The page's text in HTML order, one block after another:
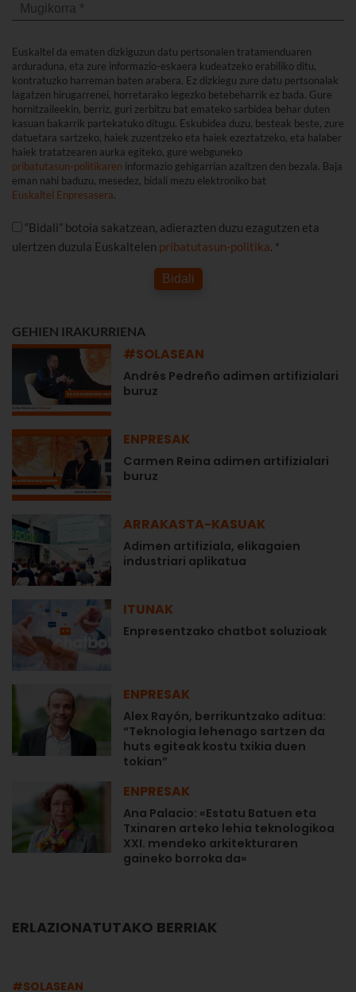
Euskaltel da ematen dizkiguzun datu pertsonalen tratamenduaren
arduraduna, eta zure informazio-eskaera kudeatzeko erabiliko ditu,
kontratuzko harreman baten arabera. Ez dizkiegu zure datu pertsonalak
lagatzen hirugarrenei, horretarako legezko betebeharrik ez bada. Gure
hornitzaileekin, berriz, guri zerbitzu bat emateko sarbidea behar duten
kasuan bakarrik partekatuko ditugu. Eskubidea duzu, besteak beste, zure
datuetara sartzeko, haiek zuzentzeko eta haiek ezeztatzeko, eta halaber
haiek tratatzearen aurka egiteko, gure webguneko
pribatutasun-politikaren informazio gehigarrian azaltzen den bezala. Baja
eman nahi baduzu, mesedez, bidali mezu elektroniko bat
Euskaltel Enpresasera.
“Bidali” botoia sakatzean, adierazten duzu ezagutzen eta
ulertzen duzula Euskaltelen pribatutasun-politika. *
Bidali
GEHIEN IRAKURRIENA
#SOLASEAN
Andrés Pedreño adimen artifizialari
buruz
ENPRESAK
Carmen Reina adimen artifizialari
buruz
ARRAKASTA-KASUAK
Adimen artifiziala, elikagaien
industriari aplikatua
ITUNAK
Enpresentzako chatbot soluzioak
ENPRESAK
Alex Rayón, berrikuntzako aditua:
“Teknologia lehenago sartzen da
huts egiteak kostu txikia duen
tokian”
ENPRESAK
Ana Palacio: «Estatu Batuen eta
Txinaren arteko lehia teknologikoa
XXI. mendeko arkitekturaren
gaineko borroka da»
ERLAZIONATUTAKO BERRIAK
#SOLASEAN